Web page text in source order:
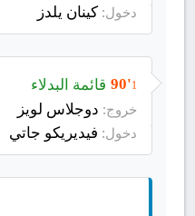
دخول: كينان يلدز
90'1 قائمة البدلاء
خروج: دوجلاس لويز
دخول: فيديريكو جاتي